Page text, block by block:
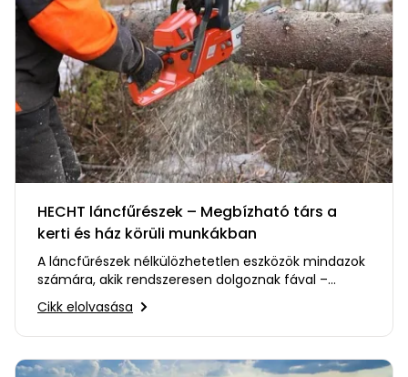
HECHT láncfűrészek – Megbízható társ a
kerti és ház körüli munkákban
A láncfűrészek nélkülözhetetlen eszközök mindazok
számára, akik rendszeresen dolgoznak fával –
legyen szó tűzifa…
Cikk elolvasása